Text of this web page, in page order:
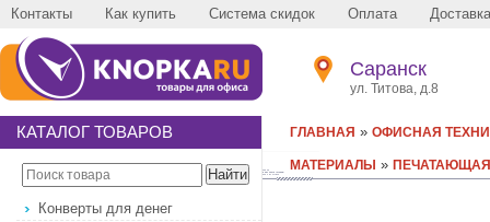
Контакты Как купить Система скидок Оплата Доставка
Саранск
ул. Титова, д.8
КАТАЛОГ ТОВАРОВ
Конверты для денег
ГЛАВНАЯ » ОФИСНАЯ
МАТЕРИАЛЫ »